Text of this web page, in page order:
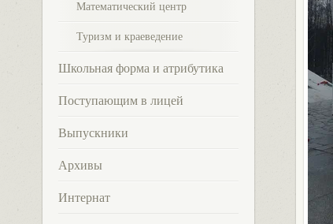
Математический центр
Туризм и краеведение
Школьная форма и атрибутика
Поступающим в лицей
Выпускники
Архивы
Интернат